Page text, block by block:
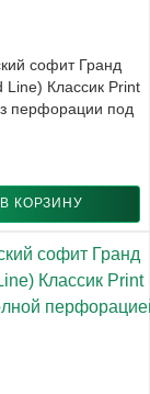
софит Гранд
Line) Классик Print
перфорации под
В КОРЗИНУ